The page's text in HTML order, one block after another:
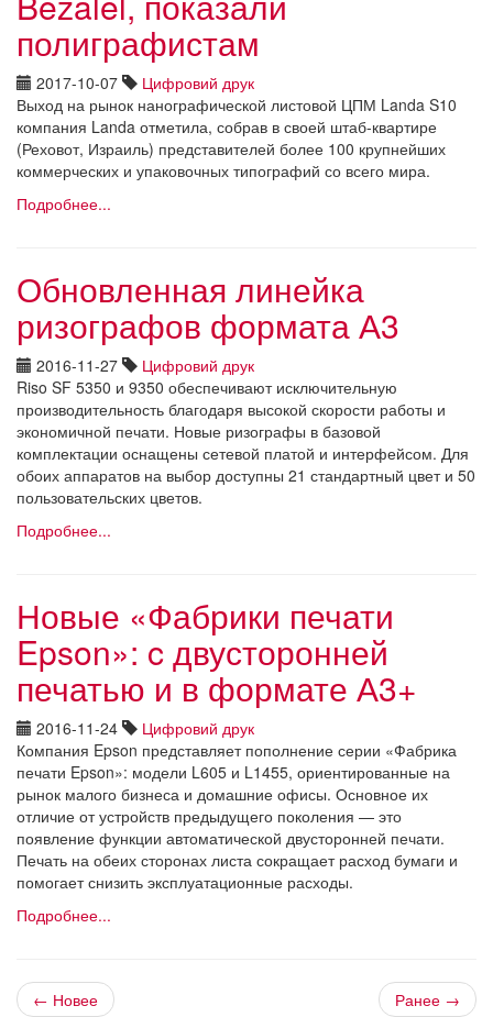
полиграфистам
2017-10-07
Цифровий друк
Выход на рынок нанографической листовой ЦПМ Landa S10
компания Landa отметила, собрав в своей штаб-квартире
(Реховот, Израиль) представителей более 100 крупнейших
коммерческих и упаковочных типографий со всего мира.
Подробнее...
Обновленная линейка
ризографов формата А3
2016-11-27
Цифровий друк
Riso SF 5350 и 9350 обеспечивают исключительную
производительность благодаря высокой скорости работы и
экономичной печати. Новые ризографы в базовой
комплектации оснащены сетевой платой и интерфейсом. Для
обоих аппаратов на выбор доступны 21 стандартный цвет и 50
пользовательских цветов.
Подробнее...
Новые «Фабрики печати
Epson»: c двусторонней
печатью и в формате А3+
2016-11-24
Цифровий друк
Компания Epson представляет пополнение серии «Фабрика
печати Epson»: модели L605 и L1455, ориентированные на
рынок малого бизнеса и домашние офисы. Основное их
отличие от устройств предыдущего поколения — это
появление функции автоматической двусторонней печати.
Печать на обеих сторонах листа сокращает расход бумаги и
помогает снизить эксплуатационные расходы.
Подробнее...
← Новее Ранее →